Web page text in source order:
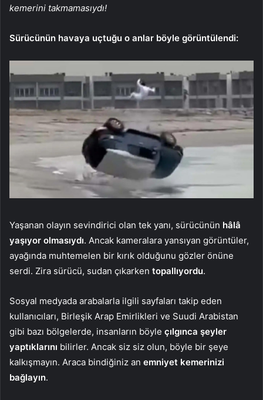
kemerini takmamasıydı!
Sürücünün havaya uçtuğu o anlar böyle görüntülendi:
Yaşanan olayın sevindirici olan tek yanı, sürücünün hâlâ
yaşıyor olmasıydı. Ancak kameralara yansıyan görüntüler,
ayağında muhtemelen bir kırık olduğunu gözler önüne
serdi. Zira sürücü, sudan çıkarken topallıyordu.
Sosyal medyada arabalarla ilgili sayfaları takip eden
kullanıcıları, Birleşik Arap Emirlikleri ve Suudi Arabistan
gibi bazı bölgelerde, insanların böyle çılgınca şeyler
yaptıklarını bilirler. Ancak siz siz olun, böyle bir şeye
kalkışmayın. Araca bindiğiniz an emniyet kemerinizi
bağlayın.